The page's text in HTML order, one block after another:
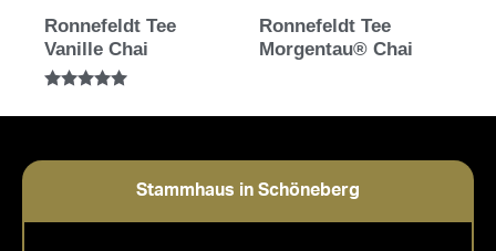
Ronnefeldt Tee
Vanille Chai
5.00
Ronnefeldt Tee
Morgentau® Chai
Stammhaus in Schöneberg